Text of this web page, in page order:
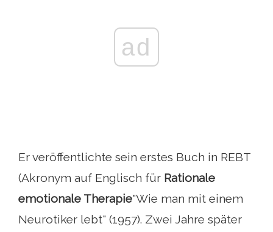
ad
Er veröffentlichte sein erstes Buch in REBT
(Akronym auf Englisch für Rationale
emotionale Therapie"Wie man mit einem
Neurotiker lebt" (1957). Zwei Jahre später